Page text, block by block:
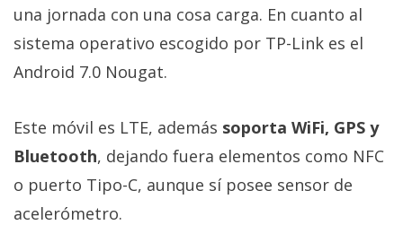
una jornada con una cosa carga. En cuanto al
sistema operativo escogido por TP-Link es el
Android 7.0 Nougat.
Este móvil es LTE, además soporta WiFi, GPS y
Bluetooth, dejando fuera elementos como NFC
o puerto Tipo-C, aunque sí posee sensor de
acelerómetro.